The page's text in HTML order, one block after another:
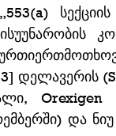
დელავერის
Orexigen
და